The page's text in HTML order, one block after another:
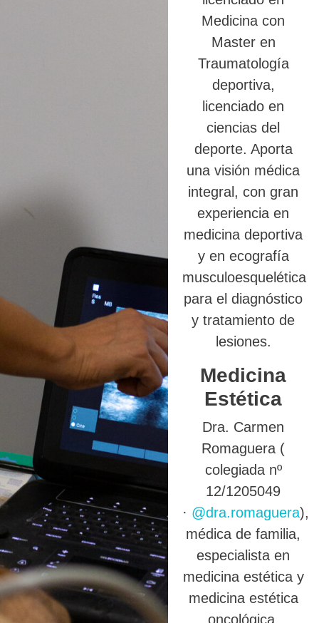
Medicina con
Master en
Traumatología
deportiva,
licenciado en
ciencias del
deporte. Aporta
una visión médica
integral, con gran
experiencia en
medicina deportiva
y en ecografía
musculoesquelética
para el diagnóstico
y tratamiento de
lesiones.
Medicina
Estética
Dra. Carmen
Romaguera (
colegiada nº
12/1205049
· @dra.romaguera),
médica de familia,
especialista en
medicina estética y
medicina estética
oncológica.